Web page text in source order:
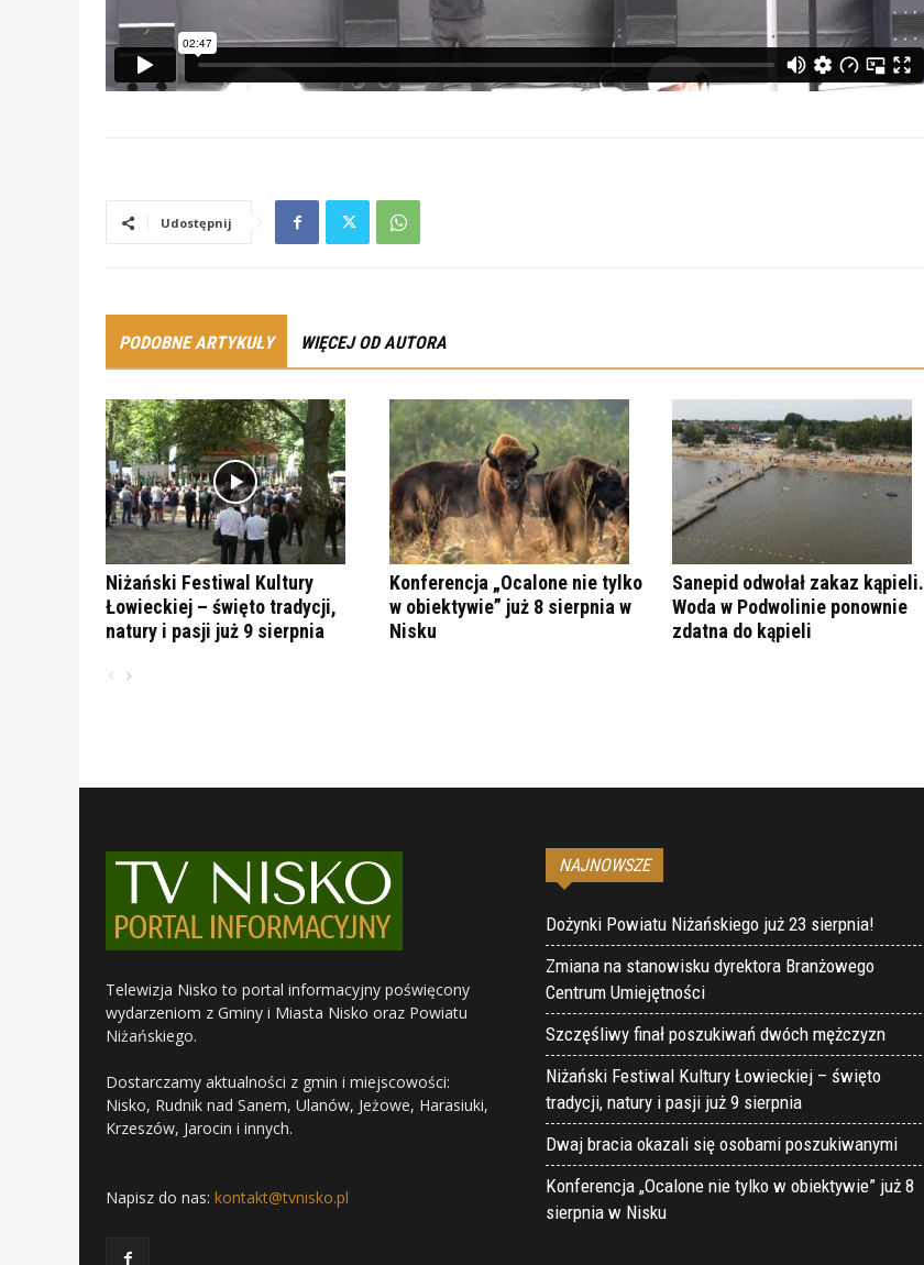
Udostępnij
PODOBNE ARTYKUŁY WIĘCEJ OD AUTORA
Niżański Festiwal Kultury
Łowieckiej – święto tradycji,
natury i pasji już 9 sierpnia
Konferencja „Ocalone nie tylko
w obiektywie” już 8 sierpnia w
Nisku
Sanepid odwołał zakaz kąpieli.
Woda w Podwolinie ponownie
zdatna do kąpieli
Telewizja Nisko to portal informacyjny poświęcony
wydarzeniom z Gminy i Miasta Nisko oraz Powiatu
Niżańskiego.
Dostarczamy aktualności z gmin i miejscowości:
Nisko, Rudnik nad Sanem, Ulanów, Jeżowe, Harasiuki,
Krzeszów, Jarocin i innych.
Napisz do nas: kontakt@tvnisko.pl
NAJNOWSZE
Dożynki Powiatu Niżańskiego już 23 sierpnia!
Zmiana na stanowisku dyrektora Branżowego
Centrum Umiejętności
Szczęśliwy finał poszukiwań dwóch mężczyzn
Niżański Festiwal Kultury Łowieckiej – święto
tradycji, natury i pasji już 9 sierpnia
Dwaj bracia okazali się osobami poszukiwanymi
Konferencja „Ocalone nie tylko w obiektywie” już 8
sierpnia w Nisku